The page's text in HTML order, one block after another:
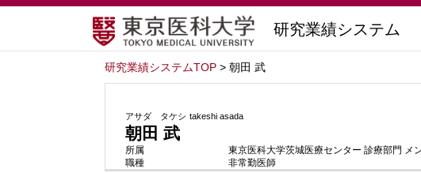
研究業績システム
研究業績システムTOP > 朝田 武
アサダ タケシ takeshi asada
朝田 武
所属
東京医科大学茨城医療センター 診療部門 メ
職種
非常勤医師